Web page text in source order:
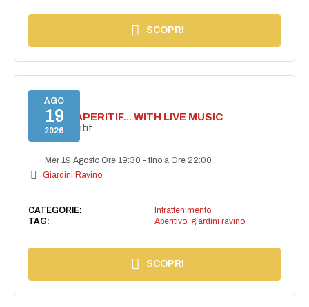
SCOPRI
AGO
19
2026
SECRET APERITIF... WITH LIVE MUSIC
Secret aperitif
Mer 19 Agosto Ore 19:30 -fino a Ore 22:00
Giardini Ravino
CATEGORIE:
Intrattenimento
TAG:
Aperitivo, giardini ravino
SCOPRI